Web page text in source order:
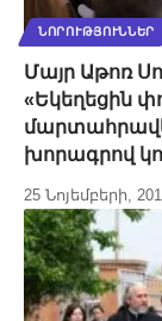
ՆՈՐՈՒԹՅՈՒՆՆԵՐ
Մայր Աթոռ
«Եկեղեցին
խորագրով
25 Նոյեմբերի,